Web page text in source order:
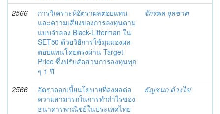
2566
การวิเคราะห์อัตราผลตอบแทน
และความเสี่ยงของการลงทุนตาม
แบบจำลอง Black-Litterman ใน
SET50 ด้วยวิธีการใช้มุมมองผล
ตอบแทนโดยตรงผ่าน Target
Price ซึ่งปรับสัดส่วนการลงทุนทุก
ๆ 1 ปี
จักรพล จุลชาต
2566
อัตราดอกเบี้ยนโยบายที่ส่งผลต่อ
ความสามารถในการทำกำไรของ
ธนาคารพาณิชย์ในประเทศไทย
ธัญชนก ด้วงไข่